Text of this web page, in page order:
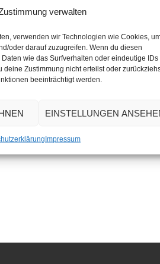
verwalten
verwenden wir Technologien wie Cookies,
oder darauf zuzugreifen. Wenn du diesen
wie das Surfverhalten oder eindeutige IDs
Zustimmung nicht erteilst oder
beeinträchtigt werden.
EINSTELLUNGEN
Impressum